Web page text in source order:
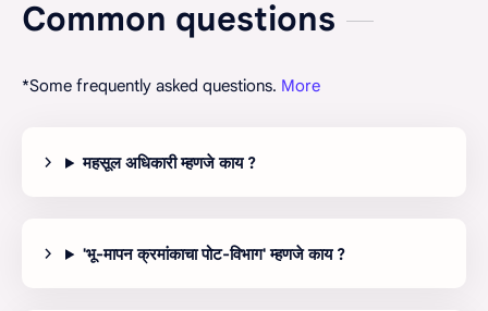
Common questions
*Some frequently asked questions. More
महसूल अधिकारी म्‍हणजे काय ?
'भू-मापन क्रमांकाचा पोट-विभाग' म्‍हणजे काय ?